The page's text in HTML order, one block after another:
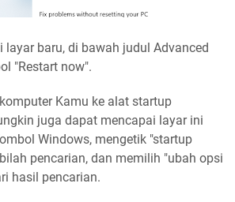
layar baru, di bawah judul Advanced
"Restart now".
Kamu ke alat startup
juga dapat mencapai layar ini
Windows, mengetik "startup
pencarian, dan memilih "ubah opsi
hasil pencarian.